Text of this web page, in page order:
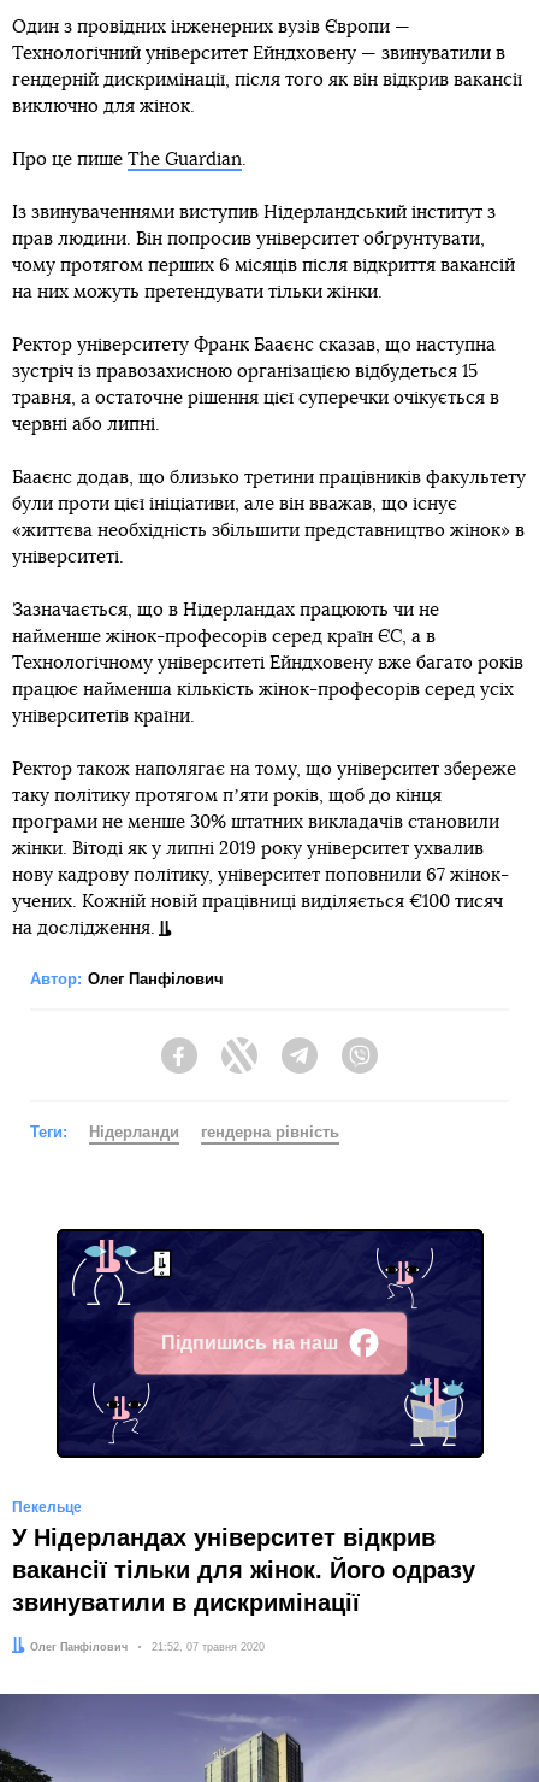
Один з провідних інженерних вузів Європи —
Технологічний університет Ейндховену — звинуватили в
гендерній дискримінації, після того як він відкрив вакансії
виключно для жінок.
Про це пише The Guardian.
Із звинуваченнями виступив Нідерландський інститут з
прав людини. Він попросив університет обґрунтувати,
чому протягом перших 6 місяців після відкриття вакансій
на них можуть претендувати тільки жінки.
Ректор університету Франк Бааєнс сказав, що наступна
зустріч із правозахисною організацією відбудеться 15
травня, а остаточне рішення цієї суперечки очікується в
червні або липні.
Бааєнс додав, що близько третини працівників факультету
були проти цієї ініціативи, але він вважав, що існує
«життєва необхідність збільшити представництво жінок» в
університеті.
Зазначається, що в Нідерландах працюють чи не
найменше жінок-професорів серед країн ЄС, а в
Технологічному університеті Ейндховену вже багато років
працює найменша кількість жінок-професорів серед усіх
університетів країни.
Ректор також наполягає на тому, що університет збереже
таку політику протягом пʼяти років, щоб до кінця
програми не менше 30% штатних викладачів становили
жінки. Вітоді як у липні 2019 року університет ухвалив
нову кадрову політику, університет поповнили 67 жінок-
учених. Кожній новій працівниці виділяється €100 тисяч
на дослідження.
Автор: Олег Панфілович
FacebookTwitter Telegram
Теги: Нідерланди гендерна рівність
Підпишись на наш
Facebook
Пекельце
У Нідерландах університет відкрив
вакансії тільки для жінок. Його одразу
звинуватили в дискримінації
Автор:
Олег Панфілович Дата:
21:52, 07 травня 2020